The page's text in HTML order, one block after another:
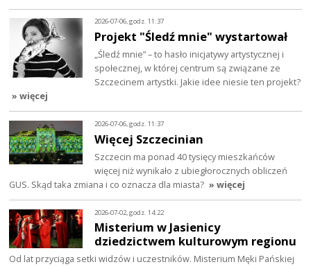
2026-07-06, godz. 11:37
Projekt "Śledź mnie" wystartował
„Śledź mnie” – to hasło inicjatywy artystycznej i
społecznej, w której centrum są związane ze
Szczecinem artystki. Jakie idee niesie ten projekt?
» więcej
2026-07-06, godz. 11:37
Więcej Szczecinian
Szczecin ma ponad 40 tysięcy mieszkańców
więcej niż wynikało z ubiegłorocznych obliczeń
GUS. Skąd taka zmiana i co oznacza dla miasta? » więcej
2026-07-02, godz. 14:22
Misterium w Jasienicy
dziedzictwem kulturowym regionu
Od lat przyciąga setki widzów i uczestników. Misterium Męki Pańskiej